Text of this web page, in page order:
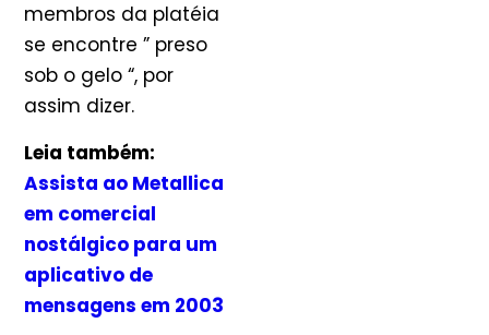
membros da platéia
se encontre ” preso
sob o gelo “, por
assim dizer.
Leia também:
Assista ao Metallica
em comercial
nostálgico para um
aplicativo de
mensagens em 2003